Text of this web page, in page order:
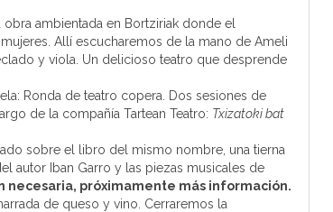
obra ambientada en Bortziriak donde el
Allí escucharemos de la mano de Ameli
y viola. Un delicioso teatro que desprende
Ronda de teatro copera. Dos sesiones de
de la compañía Tartean Teatro: Txizatoki bat
sobre el libro del mismo nombre, una tierna
autor Iban Garro y las piezas musicales de
necesaria, próximamente más información.
de queso y vino. Cerraremos la